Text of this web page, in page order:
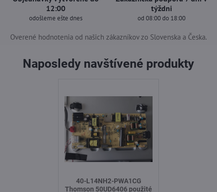
12:00
odošleme ešte dnes
týždni
od 08:00 do 18:00
Overené hodnotenia od našich zákazníkov zo Slovenska a Česka.
Naposledy navštívené produkty
40-L14NH2-PWA1CG
Thomson 50UD6406 použité